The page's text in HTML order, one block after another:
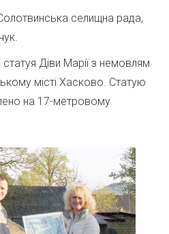
селищна рада,
статуя Діви Марії з немовлям
місті Хасково. Статую
на 17-метровому